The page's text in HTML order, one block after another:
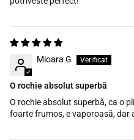
Mioara G
O rochie absolut superbă
O rochie absolut superbă, ca o
foarte frumos, e vaporoasă, dar